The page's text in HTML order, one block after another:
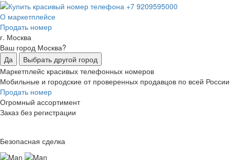
О маркетплейсе
Продать номер
г. Москва
Ваш город Москва?
Да
Выбрать другой город
Маркетплейс красивых телефонных номеров
Мобильные и городские от проверенных продавцов по всей России
Продать номер
Огромный ассортимент
Заказ без регистрации
Безопасная сделка